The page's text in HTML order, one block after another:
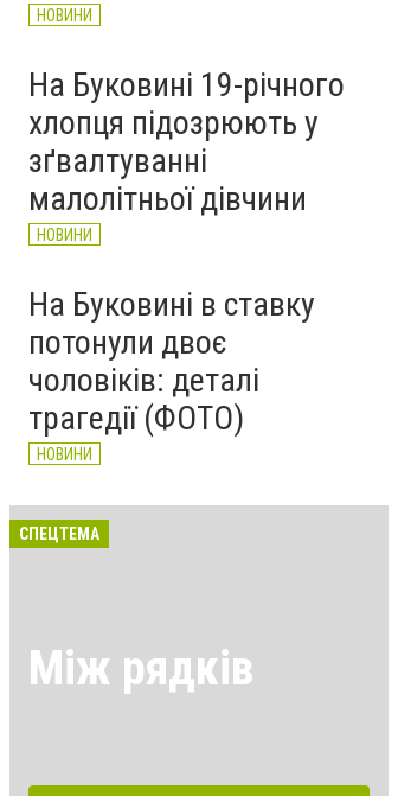
НОВИНИ
На Буковині 19-річного
хлопця підозрюють у
зґвалтуванні
малолітньої дівчини
НОВИНИ
На Буковині в ставку
потонули двоє
чоловіків: деталі
трагедії (ФОТО)
НОВИНИ
СПЕЦТЕМА
Між рядків